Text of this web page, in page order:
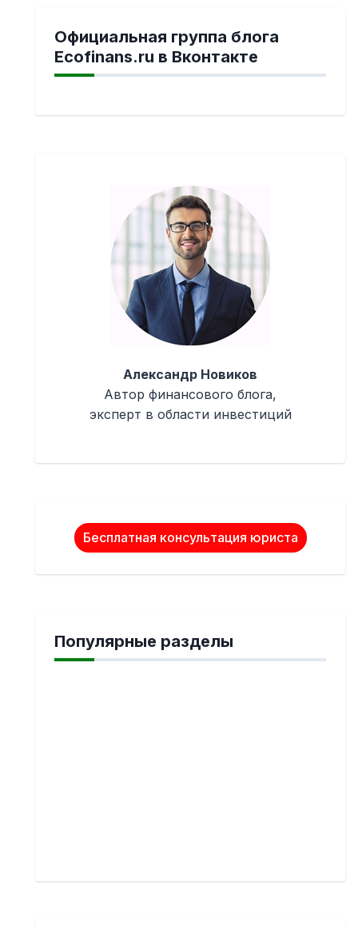
Официальная группа блога
Ecofinans.ru в Вконтакте
Александр Новиков
Автор финансового блога,
эксперт в области инвестиций
Бесплатная консультация юриста
Популярные разделы